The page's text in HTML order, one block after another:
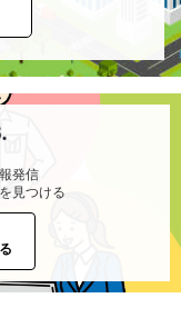
発信
見つける